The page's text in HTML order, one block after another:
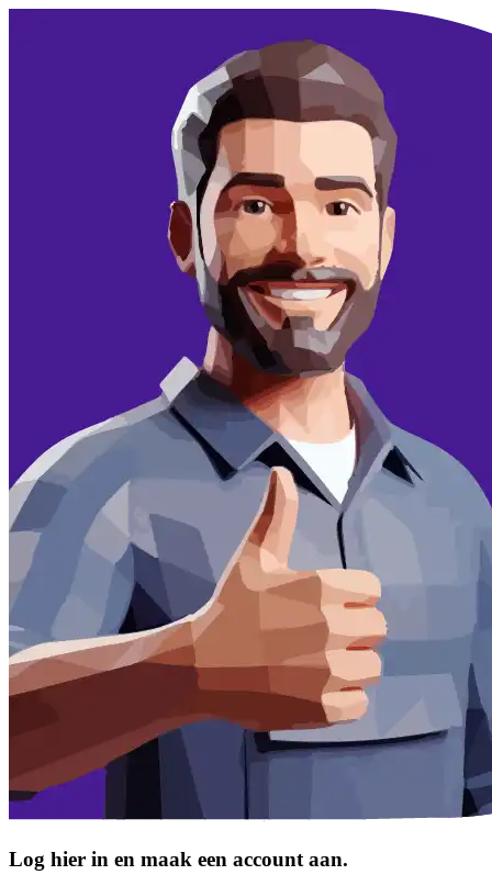
Log hier in en maak een account aan.